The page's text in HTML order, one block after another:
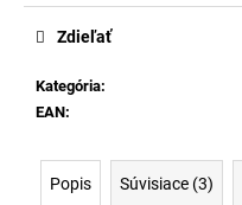
cena:
Kategória:
EAN:
Zdieľať
Popis Súvisiace (3)